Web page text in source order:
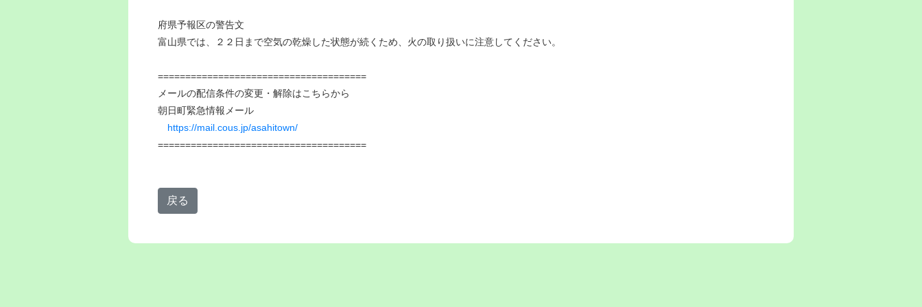
府県予報区の警告文
富山県では、２２日まで空気の乾燥した状態が続くため、火の取り扱いに注意してください。
======================================
メールの配信条件の変更・解除はこちらから
朝日町緊急情報メール
https://mail.cous.jp/asahitown/
======================================
戻る